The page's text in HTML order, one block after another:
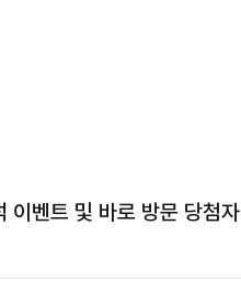
이벤트 및 바로 방문 당첨자